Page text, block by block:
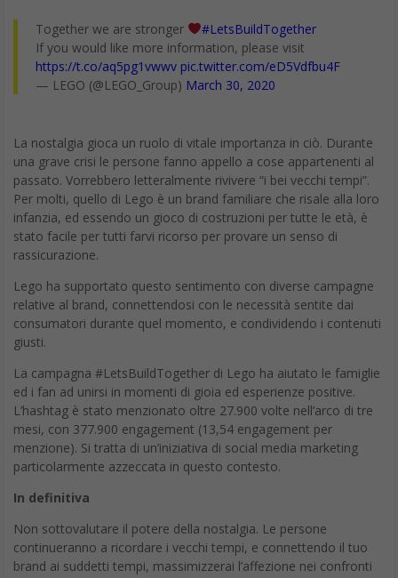
If you would like more information, please visit
https://t.co/aq5pg1vwwv pic.twitter.com/eD5Vdfbu4F
— LEGO (@LEGO_Group)March 30, 2020
passato. Vorrebbero letteralmente rivivere “i bei vecchi tempi”.
Per molti, quello di Lego è un brand familiare che risale alla loro
infanzia, ed essendo un gioco di costruzioni per tutte le età, è
stato facile per tutti farvi ricorso per provare un senso di
rassicurazione.
Lego ha supportato questo sentimento con diverse campagne
consumatori durante quel momento, e condividendo i contenuti
giusti.
La campagna #LetsBuildTogether di Lego ha aiutato le famiglie
L’hashtag è stato menzionato oltre 27.900 volte nell’arco di tre
mesi, con 377.900 engagement (13,54 engagement per
menzione). Si tratta di un’iniziativa di social media marketing
particolarmente azzeccata in questo contesto.
In definitiva
Non sottovalutare il potere della nostalgia. Le persone
brand ai suddetti tempi, massimizzerai l’affezione nei confronti
del brand.